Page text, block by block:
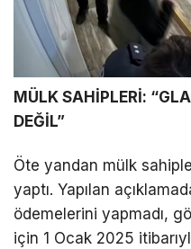
MÜLK SAHİPLERİ:
DEĞİL”
Öte yandan mülk
yaptı. Yapılan
ödemelerini yapmadı,
için 1 Ocak 2025